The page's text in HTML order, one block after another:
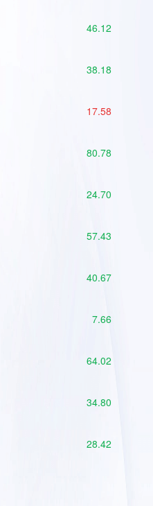
46.12
38.18
17.58
80.78
24.70
57.43
40.67
7.66
64.02
34.80
28.42